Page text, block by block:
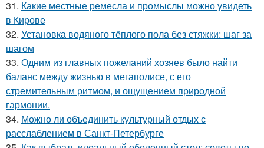
31. Какие местные ремесла и промыслы можно увидеть
в Кирове
32. Установка водяного тёплого пола без стяжки: шаг за
шагом
33. Одним из главных пожеланий хозяев было найти
баланс между жизнью в мегаполисе, с его
стремительным ритмом, и ощущением природной
гармонии.
34. Можно ли объединить культурный отдых с
расслаблением в Санкт-Петербурге